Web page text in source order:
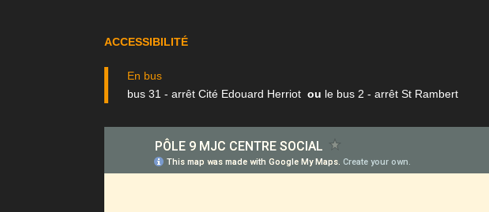
ACCESSIBILITÉ
En bus
bus 31 - arrêt Cité Edouard Herriot ou le bus 2 - arrêt St Rambert